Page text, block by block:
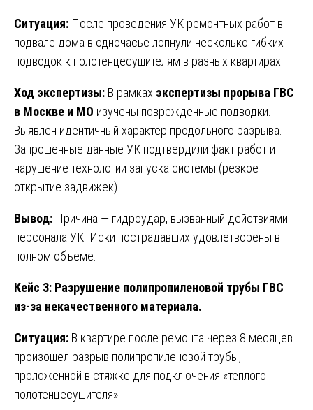
Ситуация: После проведения УК ремонтных работ в
подвале дома в одночасье лопнули несколько гибких
подводок к полотенцесушителям в разных квартирах.
Ход экспертизы: В рамках экспертизы прорыва ГВС
в Москве и МО изучены поврежденные подводки.
Выявлен идентичный характер продольного разрыва.
Запрошенные данные УК подтвердили факт работ и
нарушение технологии запуска системы (резкое
открытие задвижек).
Вывод: Причина — гидроудар, вызванный действиями
персонала УК. Иски пострадавших удовлетворены в
полном объеме.
Кейс 3: Разрушение полипропиленовой трубы ГВС
из-за некачественного материала.
Ситуация: В квартире после ремонта через 8 месяцев
произошел разрыв полипропиленовой трубы,
проложенной в стяжке для подключения «теплого
полотенцесушителя».